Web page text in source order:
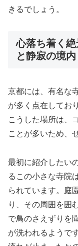
きるでしょう。
心落ち着く
と静寂の境内
京都には、有名な
が多く点在してお
こうした場所は、
ことが多いため、
最初に紹介したい
るこの小さな寺院
られています。庭
り、その周囲を囲
で鳥のさえずりを
が洗われるようで